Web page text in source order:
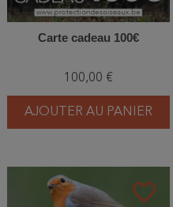
Carte cadeau 100€
100,00 €
AJOUTER AU PANIER
favorite_border